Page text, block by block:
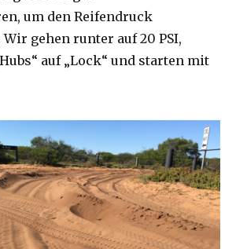
um den Reifendruck
Wir gehen runter auf 20 PSI,
auf „Lock“ und starten mit